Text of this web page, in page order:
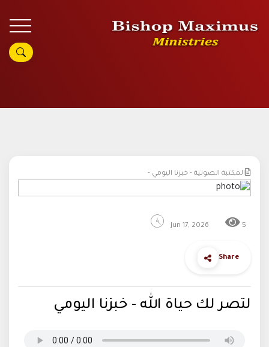
المكتبة الصوتية - خبزنا اليومي -
Jun 17, 2026 5
Share
لتصر لك حياة الله - خبزنا اليومي